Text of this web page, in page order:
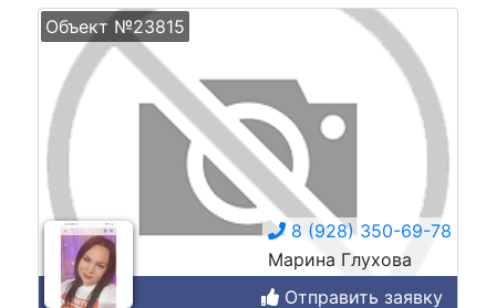
Объект №23815
8 (928) 350-69-78
Марина Глухова
Отправить заявку